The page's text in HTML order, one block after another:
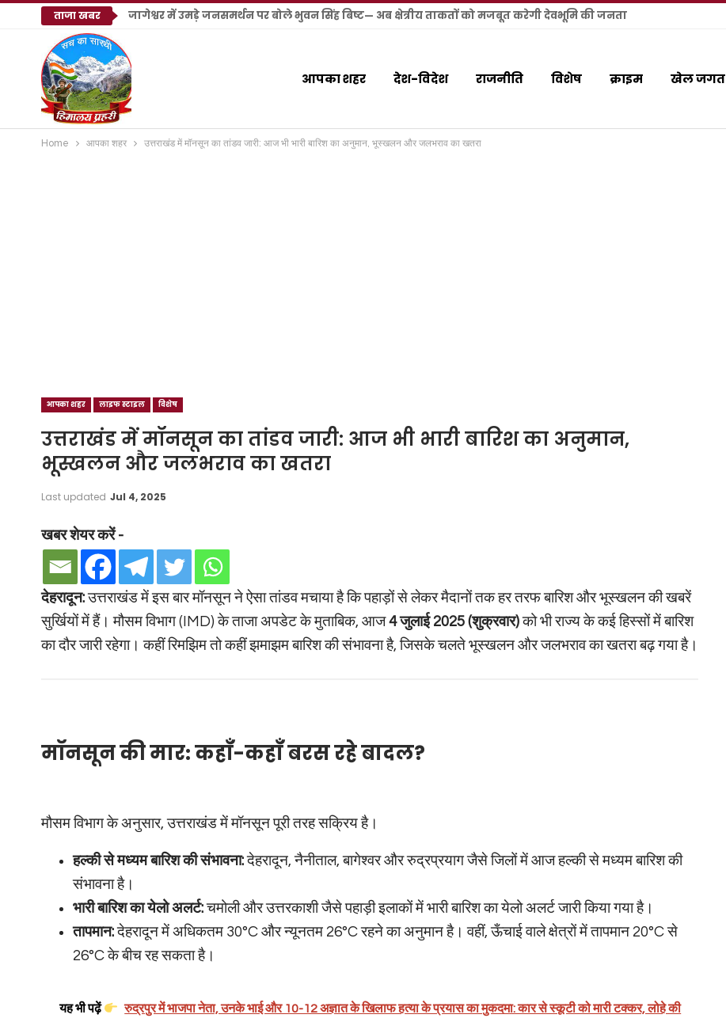
ताजा खबर जागेश्वर में उमड़े जनसमर्थन पर बोले भुवन सिंह बिष्ट— अब क्षेत्रीय ताकतों को मजबूत करेगी देवभूमि की जनता
आपका शहर देश-विदेश राजनीति विशेष क्राइम खेल जगत
Home आपका शहर उत्तराखंड में मॉनसून का तांडव जारी: आज भी भारी बारिश का अनुमान, भूस्खलन और जलभराव का खतरा
आपका शहर लाइफ स्टाइल विशेष
उत्तराखंड में मॉनसून का तांडव जारी: आज भी भारी बारिश का अनुमान,
भूस्खलन और जलभराव का खतरा
Last updated Jul 4, 2025
खबर शेयर करें -
देहरादून:उत्तराखंड में इस बार मॉनसून ने ऐसा तांडव मचाया है कि पहाड़ों से लेकर मैदानों तक हर तरफ बारिश और भूस्खलन की खबरें
सुर्खियों में हैं। मौसम विभाग (IMD) के ताजा अपडेट के मुताबिक, आज4 जुलाई 2025 (शुक्रवार)को भी राज्य के कई हिस्सों में बारिश
का दौर जारी रहेगा। कहीं रिमझिम तो कहीं झमाझम बारिश की संभावना है, जिसके चलते भूस्खलन और जलभराव का खतरा बढ़ गया है।
मॉनसून की मार: कहाँ-कहाँ बरस रहे बादल?
मौसम विभाग के अनुसार, उत्तराखंड में मॉनसून पूरी तरह सक्रिय है।
हल्की से मध्यम बारिश की संभावना:देहरादून, नैनीताल, बागेश्वर और रुद्रप्रयाग जैसे जिलों में आज हल्की से मध्यम बारिश की
संभावना है।
भारी बारिश का येलो अलर्ट:चमोली और उत्तरकाशी जैसे पहाड़ी इलाकों में भारी बारिश का येलो अलर्ट जारी किया गया है।
तापमान:देहरादून में अधिकतम 30°C और न्यूनतम 26°C रहने का अनुमान है। वहीं, ऊँचाई वाले क्षेत्रों में तापमान 20°C से
26°C के बीच रह सकता है।
यह भी पढ़ें
रुद्रपुर में भाजपा नेता, उनके भाई और 10-12 अज्ञात के खिलाफ हत्या के प्रयास का मुकदमा: कार से स्कूटी को मारी टक्कर, लोहे की